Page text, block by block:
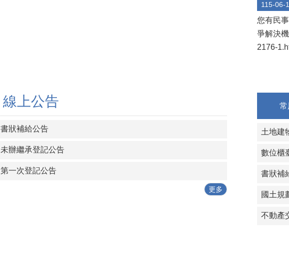
115-06-
您有民
爭解決
2176-
線上公告
書狀補給公告
未辦繼承登記公告
第一次登記公告
更多
常
土地建
數位櫃
書狀補
國土規
不動產